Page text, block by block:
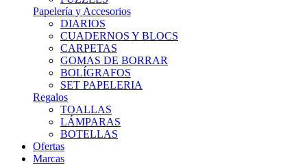
Papelería y Accesorios
DIARIOS
CUADERNOS Y BLOCS
CARPETAS
GOMAS DE BORRAR
BOLÍGRAFOS
SET PAPELERIA
Regalos
TOALLAS
LÁMPARAS
BOTELLAS
Ofertas
Marcas